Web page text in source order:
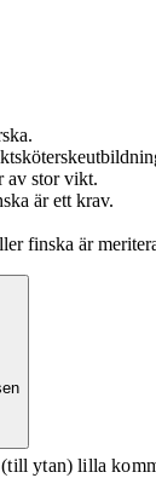
av stor vikt.
är ett krav.
finska är
ytan) lilla